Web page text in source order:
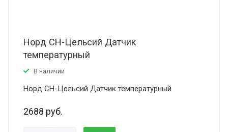
Норд СН-Цельсий Датчик
температурный
В наличии
Норд СН-Цельсий Датчик температурный
2688 руб.